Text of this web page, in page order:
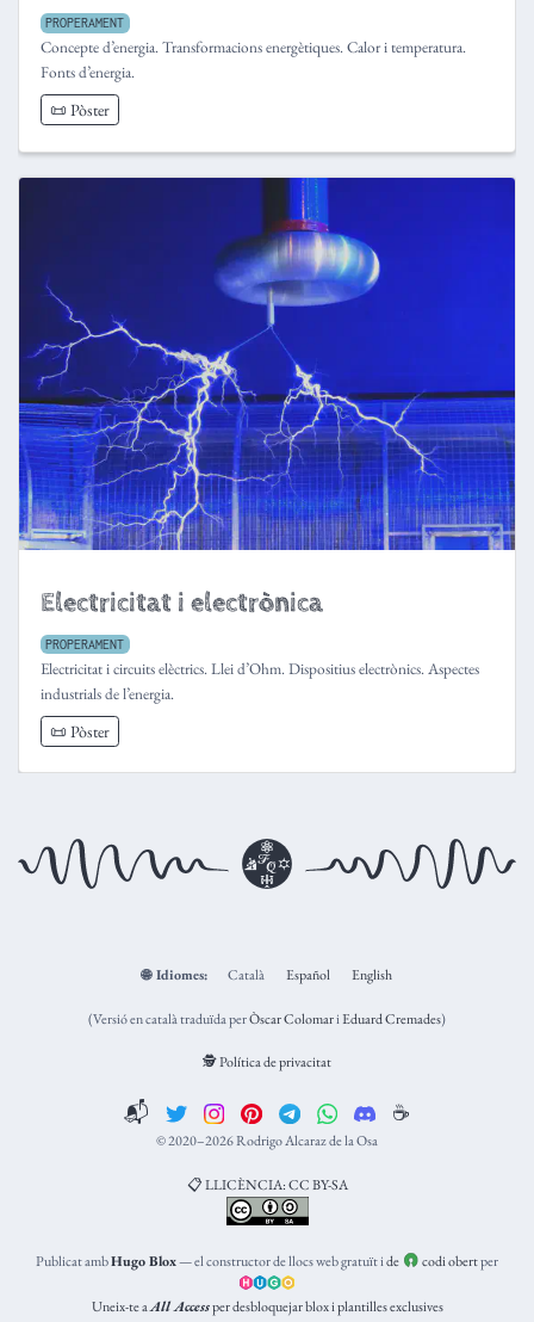
PROPERAMENT
Concepte d’energia. Transformacions energètiques. Calor i temperatura.
Fonts d’energia.
📜 Pòster
Electricitat i electrònica
PROPERAMENT
Electricitat i circuits elèctrics. Llei d’Ohm. Dispositius electrònics. Aspectes
industrials de l’energia.
📜 Pòster
🌐 Idiomes: Català Español English
(Versió en català traduïda perÒscar ColomariEduard Cremades)
🕵️ Política de privacitat
📬 ☕️
© 2020–2026 Rodrigo Alcaraz de la Osa
📋 LLICÈNCIA: CC BY-SA
Publicat ambHugo Blox— el constructor de llocs web gratuït ide codi obertper
Uneix-te aAll Accessper desbloquejar blox i plantilles exclusives